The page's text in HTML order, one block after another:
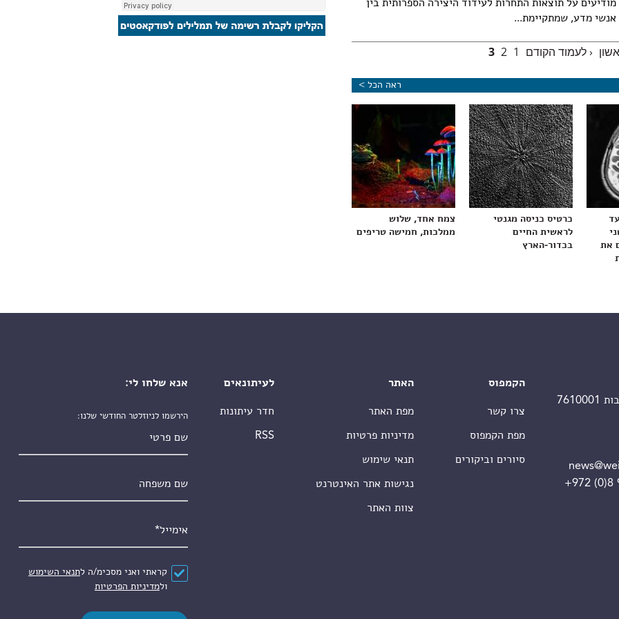
מודיעים על תוצאות התחרות לעידוד היצירה הספרותית בין
אנשי מדע, שמתקיימת...
‹ לעמוד הקודם 1
2
3
ראה הכל >
את
כרטיס כניסה מגנטי
לראשית החיים
בכדור-הארץ
צמח אחד, שלוש
ממלכות, חמישה טריפים
+972 (0)8
הקמפוס
צרו קשר
מפת הקמפוס
סיורים וביקורים
האתר
מפת האתר
מדיניות פרטיות
תנאי שימוש
נגישות אתר האינטרנט
צוות האתר
לעיתונאים
חדר עיתונות
RSS
אנא שלחו לי:
הירשמו לניוזלטר החודשי שלנו:
הסכם*
קראתי ואני מסכימ/ה לתנאי השימוש
ולמדיניות הפרטיות